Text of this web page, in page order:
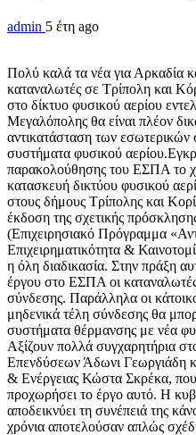
admin 5 έτη ago
Πολύ καλά τα νέα για Αρκαδία
καταναλωτές σε Τρίπολη και
στο δίκτυο φυσικού αερίου
Μεγαλόπολης θα είναι πλέον
αντικατάσταση των
συστήματα φυσικού
παρακολούθησης του ΕΣΠΑ το
κατασκευή δικτύου φυσικού
στους δήμους Τρίπολης και
έκδοση της σχετικής
(Επιχειρησιακό Πρόγραμμα
Επιχειρηματικότητα &
η όλη διαδικασία. Στην πράξη
έργου στο ΕΣΠΑ οι
σύνδεσης. Παράλληλα οι
μηδενικά τέλη σύνδεσης θα
συστήματα θέρμανσης με νέα
Αξίζουν πολλά συγχαρητήρια
Επενδύσεων Άδωνι Γεωργιάδη
& Ενέργειας Κώστα Σκρέκα,
προχωρήσει το έργο αυτό. Η
αποδεικνύει τη συνέπειά της
χρόνια αποτελούσαν απλώς